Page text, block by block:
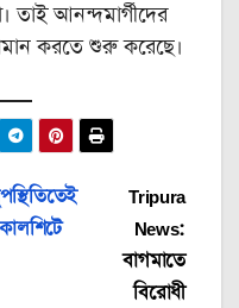
তাই আনন্দমার্গীদের
করতে শুরু করেছে।
Tripura
News:
বাগমাতে
বিরোধী